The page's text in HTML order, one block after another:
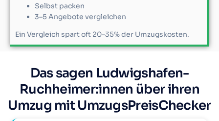
Selbst packen
3–5 Angebote vergleichen
Ein Vergleich spart oft 20–35% der Umzugskosten.
Das sagen Ludwigshafen-
Ruchheimer:innen über ihren
Umzug mit UmzugsPreisChecker